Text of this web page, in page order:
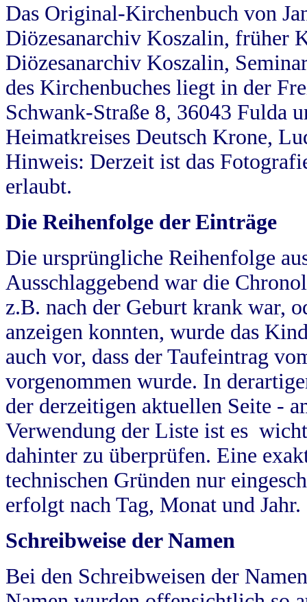
Das Original-Kirchenbuch von
Diözesanarchiv Koszalin, früher
Diözesanarchiv Koszalin,
des Kirchenbuches liegt in der
Schwank-Straße 8, 36043 Fulda
Heimatkreises Deutsch Krone,
Hinweis: Derzeit ist das
erlaubt.
Die Reihenfolge der Einträge
Die ursprüngliche Reihenfolge
Ausschlaggebend war die
z.B. nach der Geburt krank war,
anzeigen konnten, wurde das
auch vor, dass der Taufeintrag
vorgenommen wurde. In
der derzeitigen aktuellen Seite -
Verwendung der Liste ist es
dahinter zu überprüfen. Eine
technischen Gründen nur
erfolgt nach Tag, Monat und Jahr.
Schreibweise der Namen
Bei den Schreibweisen der